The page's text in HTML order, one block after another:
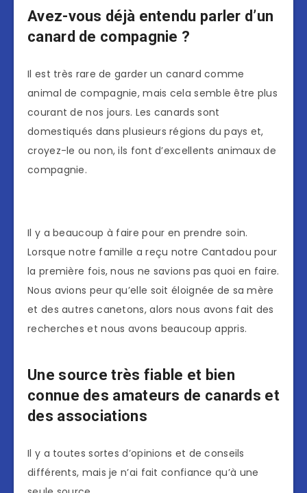
Avez-vous déjà entendu parler d’un
canard de compagnie ?
Il est très rare de garder un canard comme
animal de compagnie, mais cela semble être plus
courant de nos jours. Les canards sont
domestiqués dans plusieurs régions du pays et,
croyez-le ou non, ils font d’excellents animaux de
compagnie.
Il y a beaucoup à faire pour en prendre soin.
Lorsque notre famille a reçu notre Cantadou pour
la première fois, nous ne savions pas quoi en faire.
Nous avions peur qu’elle soit éloignée de sa mère
et des autres canetons, alors nous avons fait des
recherches et nous avons beaucoup appris.
Une source très fiable et bien
connue des amateurs de canards et
des associations
Il y a toutes sortes d’opinions et de conseils
différents, mais je n’ai fait confiance qu’à une